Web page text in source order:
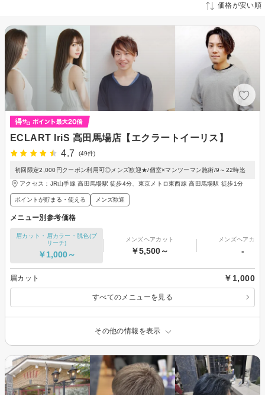
価格が安い順
ECLART IriS 高田馬場店【エクラートイーリス】
4.7
(49件)
初回限定2,000円クーポン利用可◎メンズ歓迎★/個室×マンツーマン施術/9～22時迄
アクセス：JR山手線 高田馬場駅 徒歩4分、東京メトロ東西線 高田馬場駅 徒歩1分
ポイントが貯まる・使える メンズ歓迎
メニュー別参考価格
眉カット・眉カラー・脱色(ブ
リーチ)
￥1,000～
メンズヘアカット
￥5,500～
メンズヘアカラ
-
眉カット ￥1,000
すべてのメニューを見る
その他の情報を表示